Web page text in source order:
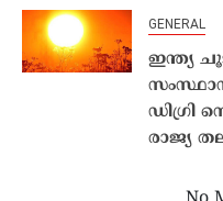
GENERAL
ഇന്ത്യ
ഡിഗ്രി
രാജ്യ